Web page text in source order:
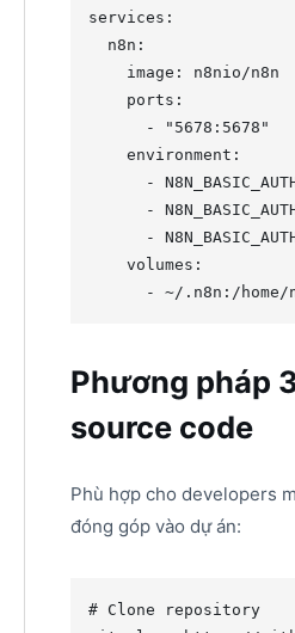
services:
  n8n:
    image: n8nio/n8n
    ports:
      -
" 5678:5678 "
    environment:
-
-
-
    volumes:
      -
~/.n8n:/home/
Phương pháp
source code
Phù hợp cho developers
đóng góp vào dự án:
# Clone repository